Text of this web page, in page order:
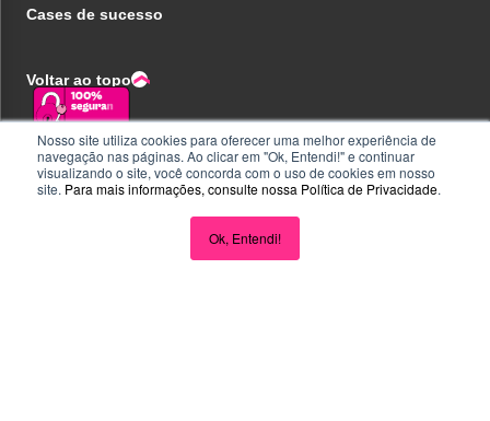
Nosso site utiliza cookies para oferecer uma melhor experiência de
navegação nas páginas. Ao clicar em "Ok, Entendi!" e continuar
visualizando o site, você concorda com o uso de cookies em nosso
site. Para mais informações, consulte nossa Política de Privacidade.
Ok, Entendi!
Cases de sucesso
Voltar ao topo
Política de privacidade
Central de ajuda
Liberdade e Privacidade